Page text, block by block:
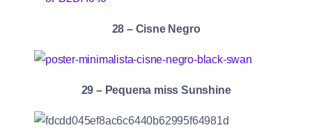
28 – Cisne Negro
29 – Pequena miss Sunshine